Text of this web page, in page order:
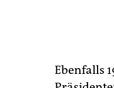
Ebenfalls